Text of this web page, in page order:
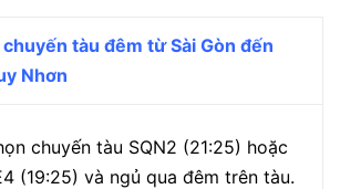
tàu đêm từ Sài Gòn đến
Nhơn
chuyến tàu SQN2 (21:25) hoặc
(19:25) và ngủ qua đêm trên tàu.